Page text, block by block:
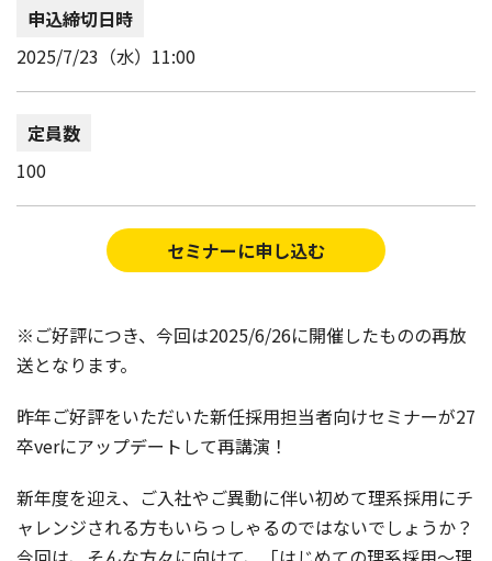
申込締切日時
2025/7/23（水）11:00
定員数
100
セミナーに申し込む
※ご好評につき、今回は2025/6/26に開催したものの再放
送となります。
昨年ご好評をいただいた新任採用担当者向けセミナーが27
卒verにアップデートして再講演！
新年度を迎え、ご入社やご異動に伴い初めて理系採用にチ
ャレンジされる方もいらっしゃるのではないでしょうか？